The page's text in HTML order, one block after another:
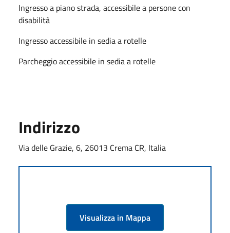
Ingresso a piano strada, accessibile a persone con
disabilità
Ingresso accessibile in sedia a rotelle
Parcheggio accessibile in sedia a rotelle
Indirizzo
Via delle Grazie, 6, 26013 Crema CR, Italia
Visualizza in Mappa